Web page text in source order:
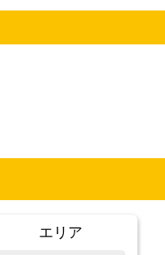
エリア